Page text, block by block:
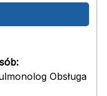
Obsługa